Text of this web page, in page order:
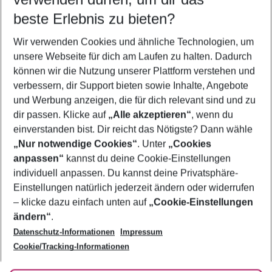
5-8 Nächte
2 Erwachsene Keine Kinder
Mehr Filter anzeigen
Footer
Footer navigation
Über uns
AGB
Bestpreisgarantie
Cookie-Einstellungen ändern
Cookie-Richtlinie
Agenturbetreuung
Barrierefreies Reisen
Folge uns
beste Erlebnis zu bieten?
Wir verwenden Cookies und ähnliche Technologien, um
unsere Webseite für dich am Laufen zu halten. Dadurch
können wir die Nutzung unserer Plattform verstehen und
verbessern, dir Support bieten sowie Inhalte, Angebote
und Werbung anzeigen, die für dich relevant sind und zu
dir passen. Klicke auf „Alle akzeptieren“, wenn du
einverstanden bist. Dir reicht das Nötigste? Dann wähle
„Nur notwendige Cookies“. Unter „Cookies
anpassen“ kannst du deine Cookie-Einstellungen
individuell anpassen. Du kannst deine Privatsphäre-
Einstellungen natürlich jederzeit ändern oder widerrufen
– klicke dazu einfach unten auf „Cookie-Einstellungen
ändern“.
Datenschutz-Informationen
Impressum
Cookie/Tracking-Informationen